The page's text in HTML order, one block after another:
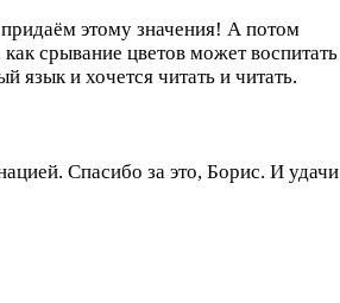
этому значения! А потом
срывание цветов может воспитать
язык и хочется читать и читать.
Спасибо за это, Борис. И удачи